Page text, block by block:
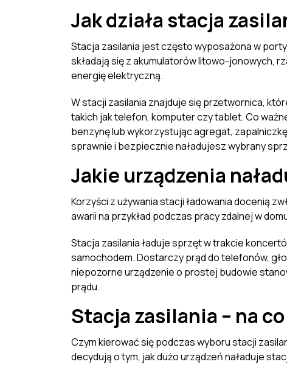
Jak działa stacja
Stacja zasilania jest często wyposażona w porty
składają się z akumulatorów litowo-jonowych,
energię elektryczną.
W stacji zasilania znajduje się przetwornica,
takich jak telefon, komputer czy tablet. Co
benzynę lub wykorzystując agregat,
sprawnie i bezpiecznie naładujesz wybrany
Jakie urządzenia
Korzyści z używania stacji ładowania docenią
awarii na przykład podczas pracy zdalnej w
Stacja zasilania ładuje sprzęt w trakcie
samochodem. Dostarczy prąd do telefonów,
niepozorne urządzenie o prostej budowie
prądu.
Stacja zasilania – na
Czym kierować się podczas wyboru stacji
decydują o tym, jak dużo urządzeń naładuje